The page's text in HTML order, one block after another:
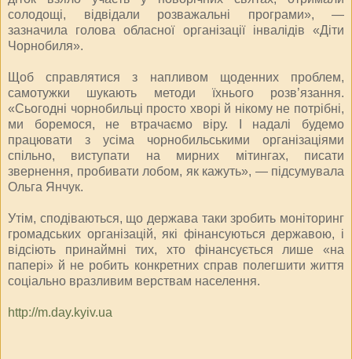
солодощі, відвідали розважальні програми», —
зазначила голова обласної організації інвалідів «Діти
Чорнобиля».
Щоб справлятися з напливом щоденних проблем,
самотужки шукають методи їхнього розв’язання.
«Сьогодні чорнобильці просто хворі й нікому не потрібні,
ми боремося, не втрачаємо віру. І надалі будемо
працювати з усіма чорнобильськими організаціями
спільно, виступати на мирних мітингах, писати
звернення, пробивати лобом, як кажуть», — підсумувала
Ольга Янчук.
Утім, сподіваються, що держава таки зробить моніторинг
громадських організацій, які фінансуються державою, і
відсіють принаймні тих, хто фінансується лише «на
папері» й не робить конкретних справ полегшити життя
соціально вразливим верствам населення.
http://m.day.kyiv.ua